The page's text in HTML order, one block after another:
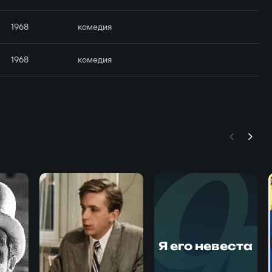
1968 комедия
1968 комедия
Я его невеста